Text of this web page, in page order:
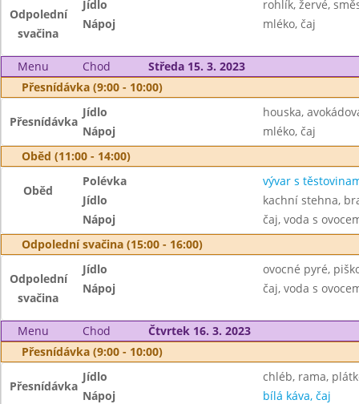
Odpolední
svačina
Jídlo
rohlík, žervé,
Nápoj
mléko, čaj
Menu Chod
Středa 15. 3. 2023
Přesnídávka (9:00 - 10:00)
Přesnídávka
Jídlo
houska,
Nápoj
mléko, čaj
Oběd (11:00 - 14:00)
Oběd
Polévka
vývar s
Jídlo
kachní stehna,
Nápoj
čaj, voda s
Odpolední svačina (15:00 - 16:00)
Odpolední
svačina
Jídlo
ovocné pyré,
Nápoj
čaj, voda s
Menu Chod
Čtvrtek 16. 3. 2023
Přesnídávka (9:00 - 10:00)
Přesnídávka
Jídlo
chléb, rama,
Nápoj
bílá káva, čaj